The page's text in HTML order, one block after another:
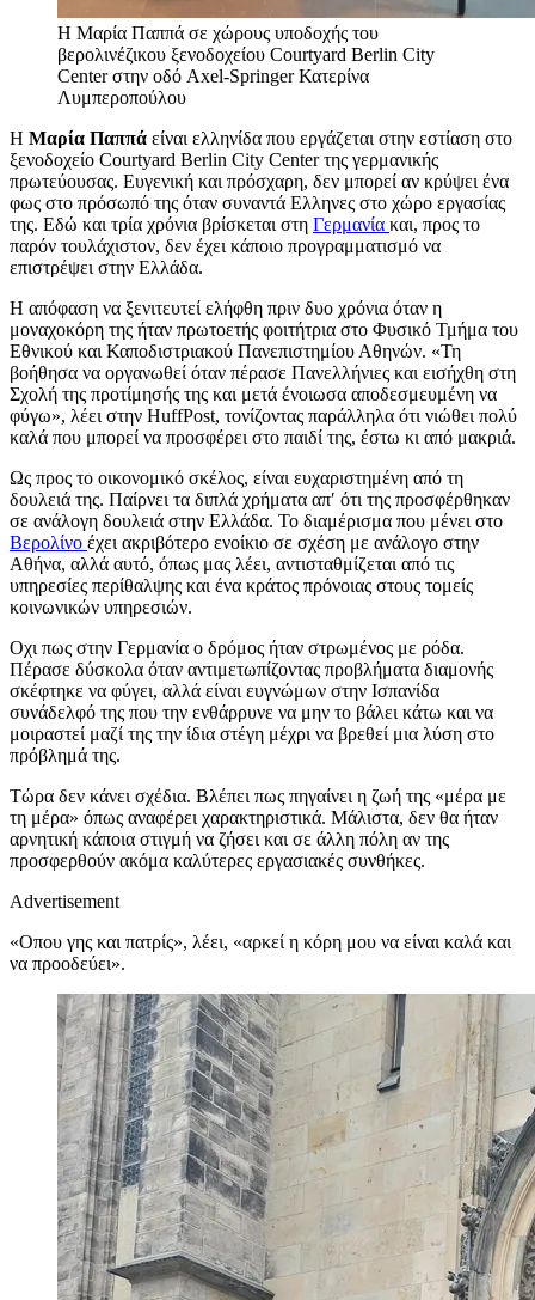
Η Μαρία Παππά σε χώρους υποδοχής του
βερολινέζικου ξενοδοχείου Courtyard Berlin City
Center στην οδό Axel-Springer Κατερίνα
Λυμπεροπούλου
Η Μαρία Παππά είναι ελληνίδα που εργάζεται στην εστίαση στο
ξενοδοχείο Courtyard Berlin City Center της γερμανικής
πρωτεύουσας. Ευγενική και πρόσχαρη, δεν μπορεί αν κρύψει ένα
φως στο πρόσωπό της όταν συναντά Ελληνες στο χώρο εργασίας
της. Εδώ και τρία χρόνια βρίσκεται στη Γερμανία και, προς το
παρόν τουλάχιστον, δεν έχει κάποιο προγραμματισμό να
επιστρέψει στην Ελλάδα.
Η απόφαση να ξενιτευτεί ελήφθη πριν δυο χρόνια όταν η
μοναχοκόρη της ήταν πρωτοετής φοιτήτρια στο Φυσικό Τμήμα του
Εθνικού και Καποδιστριακού Πανεπιστημίου Αθηνών. «Τη
βοήθησα να οργανωθεί όταν πέρασε Πανελλήνιες και εισήχθη στη
Σχολή της προτίμησής της και μετά ένοιωσα αποδεσμευμένη να
φύγω», λέει στην HuffPost, τονίζοντας παράλληλα ότι νιώθει πολύ
καλά που μπορεί να προσφέρει στο παιδί της, έστω κι από μακριά.
Ως προς το οικονομικό σκέλος, είναι ευχαριστημένη από τη
δουλειά της. Παίρνει τα διπλά χρήματα απ′ ότι της προσφέρθηκαν
σε ανάλογη δουλειά στην Ελλάδα. Το διαμέρισμα που μένει στο
Βερολίνο έχει ακριβότερο ενοίκιο σε σχέση με ανάλογο στην
Αθήνα, αλλά αυτό, όπως μας λέει, αντισταθμίζεται από τις
υπηρεσίες περίθαλψης και ένα κράτος πρόνοιας στους τομείς
κοινωνικών υπηρεσιών.
Οχι πως στην Γερμανία ο δρόμος ήταν στρωμένος με ρόδα.
Πέρασε δύσκολα όταν αντιμετωπίζοντας προβλήματα διαμονής
σκέφτηκε να φύγει, αλλά είναι ευγνώμων στην Ισπανίδα
συνάδελφό της που την ενθάρρυνε να μην το βάλει κάτω και να
μοιραστεί μαζί της την ίδια στέγη μέχρι να βρεθεί μια λύση στο
πρόβλημά της.
Τώρα δεν κάνει σχέδια. Βλέπει πως πηγαίνει η ζωή της «μέρα με
τη μέρα» όπως αναφέρει χαρακτηριστικά. Μάλιστα, δεν θα ήταν
αρνητική κάποια στιγμή να ζήσει και σε άλλη πόλη αν της
προσφερθούν ακόμα καλύτερες εργασιακές συνθήκες.
Advertisement
«Οπου γης και πατρίς», λέει, «αρκεί η κόρη μου να είναι καλά και
να προοδεύει».